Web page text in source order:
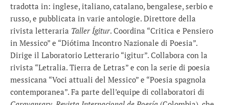
tradotta in: inglese, italiano, catalano, bengalese, serbio e
russo, e pubblicata in varie antologie. Direttore della
rivista letteraria Taller Ígitur. Coordina “Critica e Pensiero
in Messico” e “Diótima Incontro Nazionale di Poesia”.
Dirige il Laboratorio Letterario “igitur”. Collabora con la
rivista “Letralia. Tierra de Letras” e con la serie di poesia
messicana “Voci attuali del Messico” e “Poesia spagnola
contemporanea”. Fa parte dell’equipe di collaboratori di